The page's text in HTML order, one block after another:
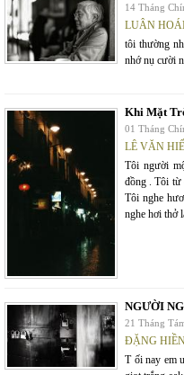
14 Tháng
LUÂN
tôi thường
nhớ nụ cười
Khi Mặt
01 Tháng
LÊ VĂN
Tôi người
đồng . Tôi từ
Tôi nghe
nghe hơi thở
NGƯỜI
21 Tháng
ĐẶNG
T ối nay em